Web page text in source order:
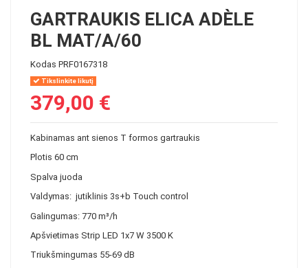
GARTRAUKIS ELICA ADÈLE
BL MAT/A/60
Kodas PRF0167318
Tikslinkite likutį
379,00 €
Kabinamas ant sienos T formos gartraukis
Plotis 60 cm
Spalva juoda
Valdymas: jutiklinis 3s+b Touch control
Galingumas: 770 m³/h
Apšvietimas Strip LED 1x7 W 3500 K
Triukšmingumas 55-69 dB